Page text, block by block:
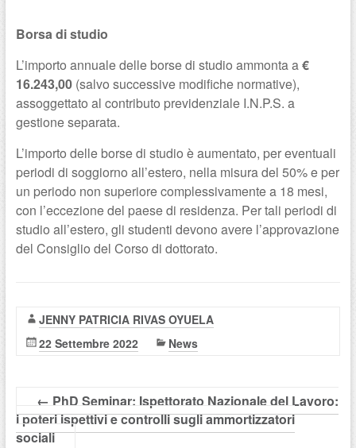
Borsa di studio
L’importo annuale delle borse di studio ammonta a€
16.243,00(salvo successive modifiche normative),
assoggettato al contributo previdenziale I.N.P.S. a
gestione separata.
L’importo delle borse di studio è aumentato, per eventuali
periodi di soggiorno all’estero, nella misura del 50% e per
un periodo non superiore complessivamente a 18 mesi,
con l’eccezione del paese di residenza. Per tali periodi di
studio all’estero, gli studenti devono avere l’approvazione
del Consiglio del Corso di dottorato.
JENNY PATRICIA RIVAS OYUELA
22 Settembre 2022
News
← PhD Seminar: Ispettorato Nazionale del Lavoro:
i poteri ispettivi e controlli sugli ammortizzatori
sociali